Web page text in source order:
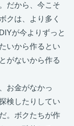
だから、今こそ
クは、より多く
が今よりずっと
いから作るとい
がないから作る
お金がなかっ
検したりしてい
。ボクたちが作